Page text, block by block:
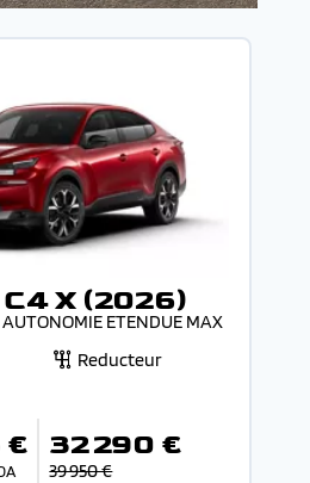
X (2026)
AUTONOMIE ETENDUE MAX
Reducteur
€ 32 290 €
39 950 €